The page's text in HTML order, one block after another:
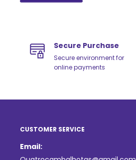
Secure Purchase
Secure environment for
online payments
CUSTOMER SERVICE
Email: